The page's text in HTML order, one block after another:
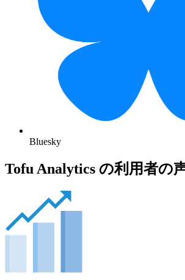
Bluesky
Tofu Analytics の利用者の